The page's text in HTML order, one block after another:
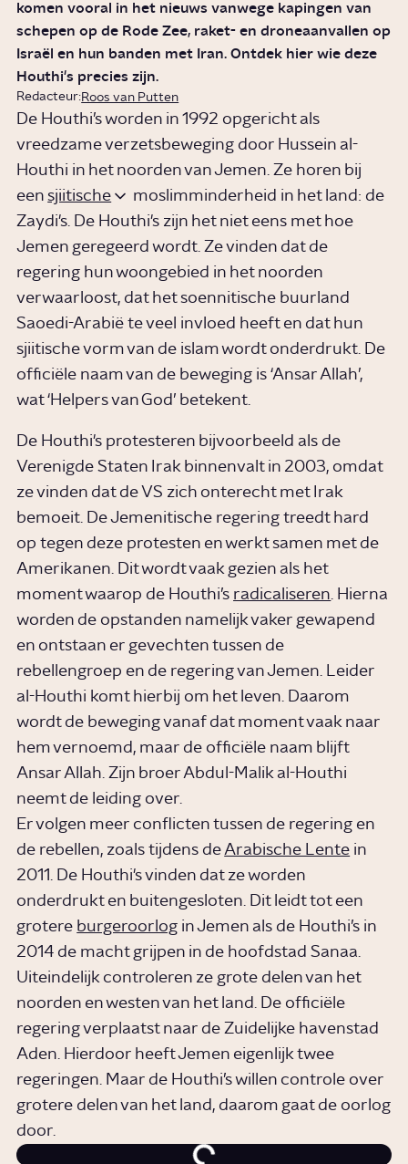
komen vooral in het nieuws vanwege kapingen van
schepen op de Rode Zee, raket- en droneaanvallen op
Israël en hun banden met Iran. Ontdek hier wie deze
Houthi's precies zijn.
Redacteur:Roos van Putten
De Houthi’s worden in 1992 opgericht als
vreedzame verzetsbeweging door Hussein al-
Houthi in het noorden van Jemen. Ze horen bij
eensjiitische
moslimminderheid in het land: de
Zaydi's. De Houthi's zijn het niet eens met hoe
Jemen geregeerd wordt. Ze vinden dat de
regering hun woongebied in het noorden
verwaarloost, dat het soennitische buurland
Saoedi-Arabië te veel invloed heeft en dat hun
sjiitische vorm van de islam wordt onderdrukt. De
officiële naam van de beweging is ‘Ansar Allah’,
wat ‘Helpers van God’ betekent.
De Houthi's protesteren bijvoorbeeld als de
Verenigde Staten Irak binnenvalt in 2003, omdat
ze vinden dat de VS zich onterecht met Irak
bemoeit. De Jemenitische regering treedt hard
op tegen deze protesten en werkt samen met de
Amerikanen. Dit wordt vaak gezien als het
moment waarop de Houthi’s radicaliseren. Hierna
worden de opstanden namelijk vaker gewapend
en ontstaan er gevechten tussen de
rebellengroep en de regering van Jemen. Leider
al-Houthi komt hierbij om het leven. Daarom
wordt de beweging vanaf dat moment vaak naar
hem vernoemd, maar de officiële naam blijft
Ansar Allah. Zijn broer Abdul-Malik al-Houthi
neemt de leiding over.
Er volgen meer conflicten tussen de regering en
de rebellen, zoals tijdens deArabische Lente in
2011. De Houthi's vinden dat ze worden
onderdrukt en buitengesloten. Dit leidt tot een
grotere burgeroorlog in Jemen als de Houthi’s in
2014 de macht grijpen in de hoofdstad Sanaa.
Uiteindelijk controleren ze grote delen van het
noorden en westen van het land. De officiële
regering verplaatst naar de Zuidelijke havenstad
Aden. Hierdoor heeft Jemen eigenlijk twee
regeringen. Maar de Houthi’s willen controle over
grotere delen van het land, daarom gaat de oorlog
door.